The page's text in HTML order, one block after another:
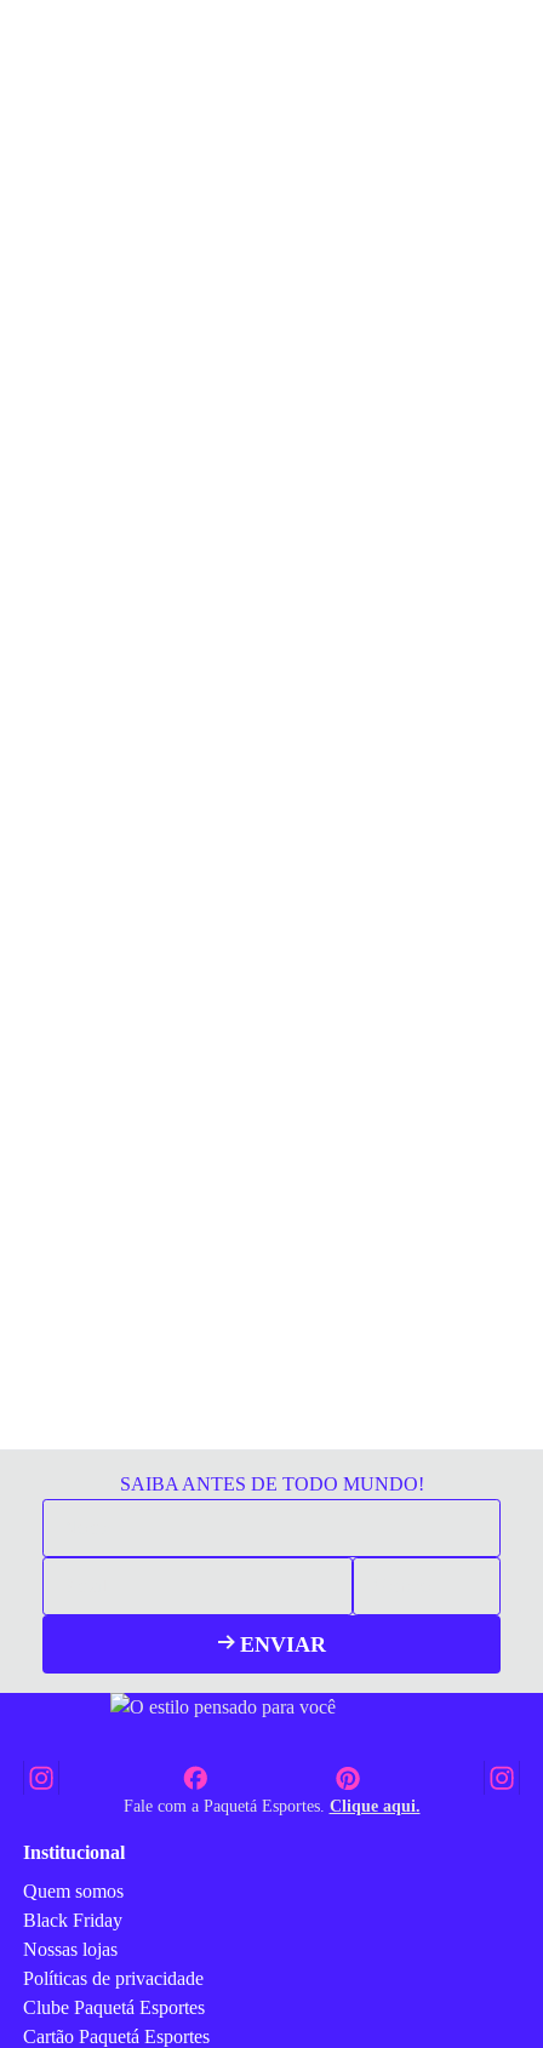
SAIBA ANTES DE TODO MUNDO!
ENVIAR
Fale com a Paquetá Esportes. Clique aqui.
Institucional
Quem somos
Black Friday
Nossas lojas
Políticas de privacidade
Clube Paquetá Esportes
Cartão Paquetá Esportes